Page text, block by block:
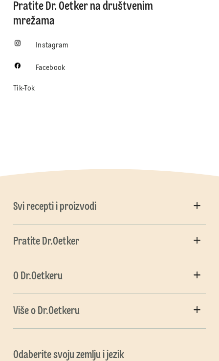
Pratite Dr. Oetker na društvenim
mrežama
Instagram
Facebook
Tik-Tok
Svi recepti i proizvodi
Pratite Dr.Oetker
O Dr.Oetkeru
Više o Dr.Oetkeru
Odaberite svoju zemlju i jezik